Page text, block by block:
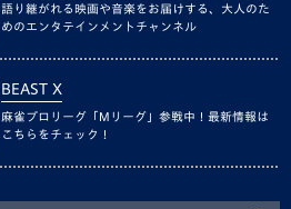
語り継がれる映画や音楽をお届けする、大人のた
めのエンタテインメントチャンネル
BEAST X
麻雀プロリーグ「Mリーグ」参戦中！最新情報は
こちらをチェック！